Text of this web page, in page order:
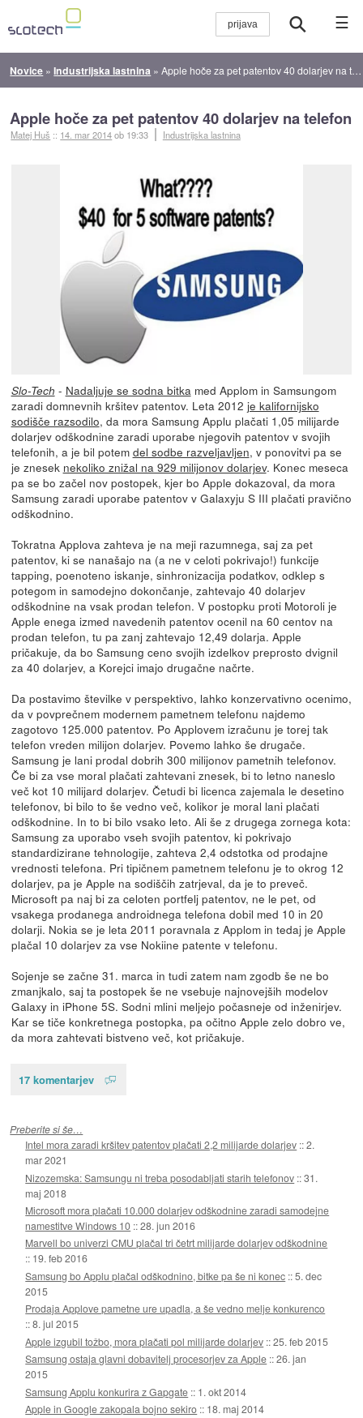
☰
Novice »Industrijska lastnina »Apple hoče za pet patentov 40 dolarjev na telefon
Apple hoče za pet patentov 40 dolarjev na telefon
Matej Huš :: 14. mar 2014ob 19:33 Industrijska lastnina
Slo-Tech - Nadaljuje se sodna bitka med Applom in Samsungom
zaradi domnevnih kršitev patentov. Leta 2012 je kalifornijsko
sodišče razsodilo, da mora Samsung Applu plačati 1,05 milijarde
dolarjev odškodnine zaradi uporabe njegovih patentov v svojih
telefonih, a je bil potem del sodbe razveljavljen, v ponovitvi pa se
je znesek nekoliko znižal na 929 milijonov dolarjev. Konec meseca
pa se bo začel nov postopek, kjer bo Apple dokazoval, da mora
Samsung zaradi uporabe patentov v Galaxyju S III plačati pravično
odškodnino.
Tokratna Applova zahteva je na meji razumnega, saj za pet
patentov, ki se nanašajo na (a ne v celoti pokrivajo!) funkcije
tapping, poenoteno iskanje, sinhronizacija podatkov, odklep s
potegom in samodejno dokončanje, zahtevajo 40 dolarjev
odškodnine na vsak prodan telefon. V postopku proti Motoroli je
Apple enega izmed navedenih patentov ocenil na 60 centov na
prodan telefon, tu pa zanj zahtevajo 12,49 dolarja. Apple
pričakuje, da bo Samsung ceno svojih izdelkov preprosto dvignil
za 40 dolarjev, a Korejci imajo drugačne načrte.
Da postavimo številke v perspektivo, lahko konzervativno ocenimo,
da v povprečnem modernem pametnem telefonu najdemo
zagotovo 125.000 patentov. Po Applovem izračunu je torej tak
telefon vreden milijon dolarjev. Povemo lahko še drugače.
Samsung je lani prodal dobrih 300 milijonov pametnih telefonov.
Če bi za vse moral plačati zahtevani znesek, bi to letno naneslo
več kot 10 milijard dolarjev. Četudi bi licenca zajemala le desetino
telefonov, bi bilo to še vedno več, kolikor je moral lani plačati
odškodnine. In to bi bilo vsako leto. Ali še z drugega zornega kota:
Samsung za uporabo vseh svojih patentov, ki pokrivajo
standardizirane tehnologije, zahteva 2,4 odstotka od prodajne
vrednosti telefona. Pri tipičnem pametnem telefonu je to okrog 12
dolarjev, pa je Apple na sodiščih zatrjeval, da je to preveč.
Microsoft pa naj bi za celoten portfelj patentov, ne le pet, od
vsakega prodanega androidnega telefona dobil med 10 in 20
dolarji. Nokia se je leta 2011 poravnala z Applom in tedaj je Apple
plačal 10 dolarjev za vse Nokiine patente v telefonu.
Sojenje se začne 31. marca in tudi zatem nam zgodb še ne bo
zmanjkalo, saj ta postopek še ne vsebuje najnovejših modelov
Galaxy in iPhone 5S. Sodni mlini meljejo počasneje od inženirjev.
Kar se tiče konkretnega postopka, pa očitno Apple zelo dobro ve,
da mora zahtevati bistveno več, kot pričakuje.
17 komentarjev
Preberite si še…
Intel mora zaradi kršitev patentov plačati 2,2 milijarde dolarjev ::2.
mar 2021
Nizozemska: Samsungu ni treba posodabljati starih telefonov ::31.
maj 2018
Microsoft mora plačati 10.000 dolarjev odškodnine zaradi samodejne
namestitve Windows 10 ::28. jun 2016
Marvell bo univerzi CMU plačal tri četrt milijarde dolarjev odškodnine
:: 19. feb 2016
Samsung bo Applu plačal odškodnino, bitke pa še ni konec ::5. dec
2015
Prodaja Applove pametne ure upadla, a še vedno melje konkurenco
::8. jul 2015
Apple izgubil tožbo, mora plačati pol milijarde dolarjev ::25. feb 2015
Samsung ostaja glavni dobavitelj procesorjev za Apple ::26. jan
2015
Samsung Applu konkurira z Gapgate :: 1. okt 2014
Apple in Google zakopala bojno sekiro :: 18. maj 2014